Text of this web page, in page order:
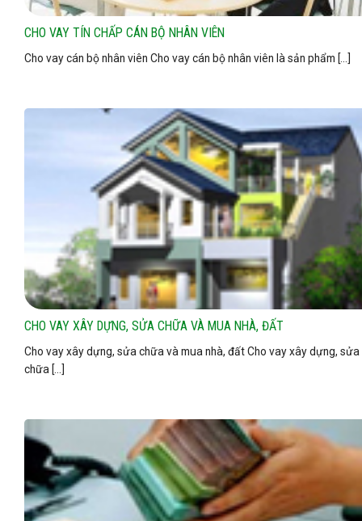
CHO VAY TÍN CHẤP CÁN BỘ NHÂN VIÊN
Cho vay cán bộ nhân viên Cho vay cán bộ nhân viên là sản phẩm [...]
CHO VAY XÂY DỰNG, SỬA CHỮA VÀ MUA NHÀ, ĐẤT
Cho vay xây dựng, sửa chữa và mua nhà, đất Cho vay xây dựng, sửa
chữa [...]